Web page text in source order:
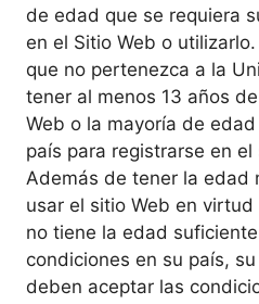
de edad que se requiera
en el Sitio Web o
que no pertenezca a la
tener al menos 13 años
Web o la mayoría de
país para registrarse en
Además de tener la edad
usar el sitio Web en
no tiene la edad
condiciones en su país,
deben aceptar las